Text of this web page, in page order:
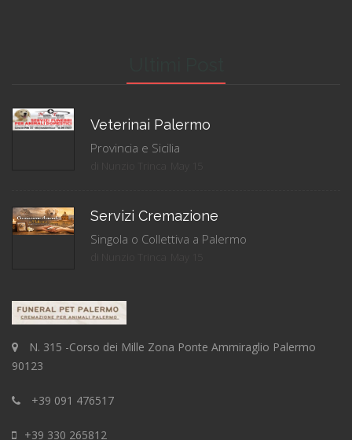
Veterinai Palermo
Provincia e Sicilia
Servizi Cremazione
Singola o Collettiva a Palermo
N. 315 -Corso dei Mille Zona Ponte Ammiraglio Palermo
90123
+39 091 476517
+39 330 265812